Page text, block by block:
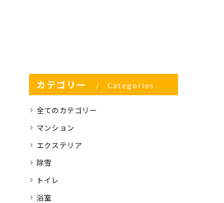
カテゴリー Categories
全てのカテゴリー
マンション
エクステリア
除雪
トイレ
浴室